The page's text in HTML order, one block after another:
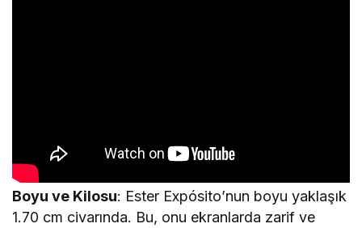
Boyu ve Kilosu: Ester Expósito’nun boyu yaklaşık
1.70 cm civarında. Bu, onu ekranlarda zarif ve